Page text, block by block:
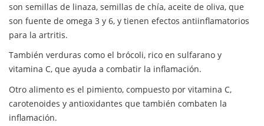
son semillas de linaza, semillas de chía, aceite de oliva, que
son fuente de omega 3 y 6, y tienen efectos antiinflamatorios
para la artritis.
También verduras como el brócoli, rico en sulfarano y
vitamina C, que ayuda a combatir la inflamación.
Otro alimento es el pimiento, compuesto por vitamina C,
carotenoides y antioxidantes que también combaten la
inflamación.